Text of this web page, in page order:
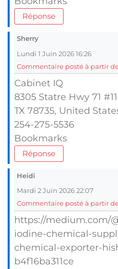
Réponse
Sherry
Lundi 1 Juin 2026 16:26
Commentaire posté à partir de
Cabinet IQ
8305 Statre Hwy 71
TX 78735, United
254-275-5536
Bookmarks
Réponse
Heidi
Mardi 2 Juin 2026 22:07
Commentaire posté à partir de
https://medium.com/
iodine-chemical-
chemical-exporter-
b4f16ba311ce